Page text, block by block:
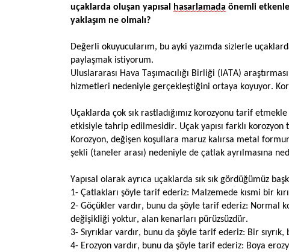
uçaklarda oluşan yapısal
hasarlamada önemli
yaklaşım ne olmalı?
Değerli okuyucularım, bu ayki yazımda sizlerle
paylaşmak istiyorum.
Uluslararası Hava Taşımacılığı Birliği (IATA)
hizmetleri nedeniyle gerçekleştiğini ortaya koyuyor.
Uçaklarda çok sık rastladığımız korozyonu tarif
etkisiyle tahrip edilmesidir. Uçak yapısı farklı
Korozyon, değişen koşullara maruz kalırsa metal
şekli (taneler arası) nedeniyle de çatlak ayrılmasına
Yapısal olarak ayrıca uçaklarda sık sık gördüğümüz
1- Çatlakları şöyle tarif ederiz: Malzemede kısmi bir
2- Göçükler vardır, bunu da şöyle tarif ederiz: Normal
değişikliği yoktur, alan kenarları pürüzsüzdür.
3- Sıyrıklar vardır, bunu da şöyle tarif ederiz: Bir
4- Erozyon vardır, bunu da şöyle tarif ederiz: Boya